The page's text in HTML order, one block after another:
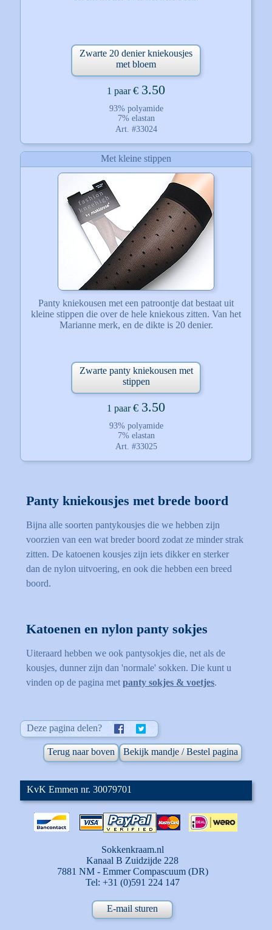
Art. #33024
1 paar€ 3.50
93% polyamide
7% elastan
Zwarte 20 denier kniekousjes
met bloem
Met kleine stippen
Panty kniekousen met een patroontje dat bestaat uit
kleine stippen die over de hele kniekous zitten. Van het
Marianne merk, en de dikte is 20 denier.
Art. #33025
1 paar€ 3.50
93% polyamide
7% elastan
Zwarte panty kniekousen met
stippen
Panty kniekousjes met brede boord
Bijna alle soorten pantykousjes die we hebben zijn
voorzien van een wat breder boord zodat ze minder strak
zitten. De katoenen kousjes zijn iets dikker en sterker
dan de nylon uitvoering, en ook die hebben een breed
boord.
Katoenen en nylon panty sokjes
Uiteraard hebben we ook pantysokjes die, net als de
kousjes, dunner zijn dan 'normale' sokken. Die kunt u
vinden op de pagina met panty sokjes & voetjes.
Deze pagina delen?
Bekijk mandje / Bestel pagina
Terug naar boven
KvK Emmen nr. 30079701
Sokkenkraam.nl
Kanaal B Zuidzijde 228
7881 NM - Emmer Compascuum (DR)
Tel: +31 (0)591 224 147
E-mail sturen